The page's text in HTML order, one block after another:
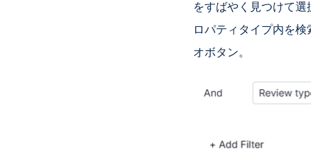
をすばやく見つけて
ロパティタイプ内を
オボタン。